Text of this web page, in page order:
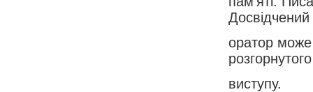
Досвідчений
оратор
виступу.